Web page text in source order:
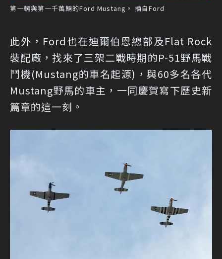
第一輛與第一千萬輛的Ford Mustang。 摘自Ford
此外，Ford也在迪爾伯恩總部及Flat Rock
裝配廠，找來了三架二戰時期的P-51野馬戰
鬥機(Mustang的車名起源)，與60多名各代
Mustang野馬的車主，一同慶賀寫下歷史新
篇章的這一刻。